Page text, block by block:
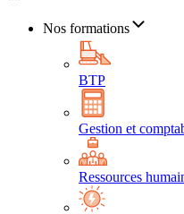
Nos formations
BTP
Gestion et
Ressources